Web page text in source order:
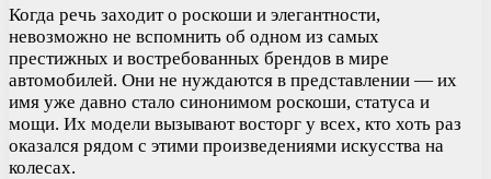
Когда речь заходит о роскоши и элегантности,
невозможно не вспомнить об одном из самых
престижных и востребованных брендов в мире
автомобилей. Они не нуждаются в представлении — их
имя уже давно стало синонимом роскоши, статуса и
мощи. Их модели вызывают восторг у всех, кто хоть раз
оказался рядом с этими произведениями искусства на
колесах.